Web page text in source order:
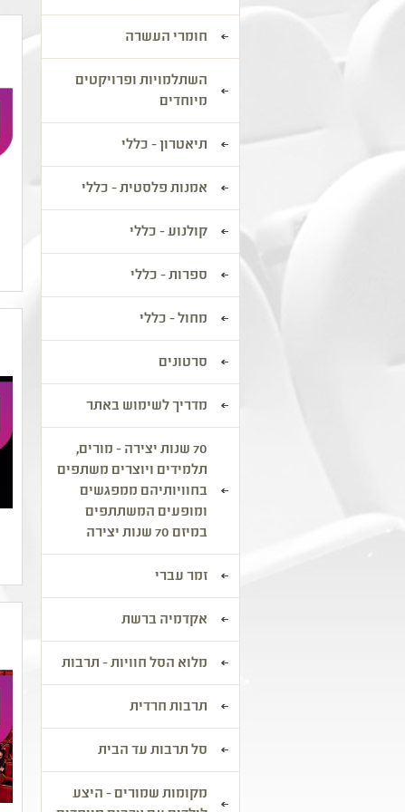
חומרי העשרה
השתלמויות ופרויקטים
מיוחדים
תיאטרון - כללי
אמנות פלסטית - כללי
קולנוע - כללי
ספרות - כללי
מחול - כללי
סרטונים
מדריך לשימוש באתר
70 שנות יצירה - מורים,
תלמידים ויוצרים משתפים
בחוויותיהם ממפגשים
ומופעים המשתתפים
במיזם 70 שנות יצירה
זמר עברי
אקדמיה ברשת
מלוא הסל חוויות - תרבות
תרבות חרדית
סל תרבות עד הבית
מקומות שמורים - היצע